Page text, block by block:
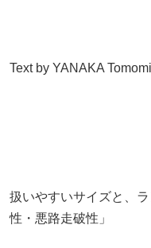
Text by YANAKA Tomomi
扱いやすいサイズと、
性・悪路走破性」